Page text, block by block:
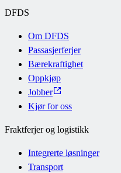
DFDS
Om DFDS
Passasjerferjer
Bærekraftighet
Oppkjøp
Jobber
Kjør for oss
Fraktferjer og logistikk
Integrerte løsninger
Transport